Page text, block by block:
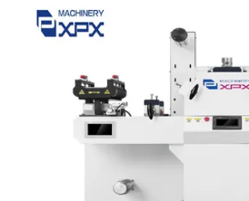
QUALITÀ
CONTATTACI
NOTIZIE